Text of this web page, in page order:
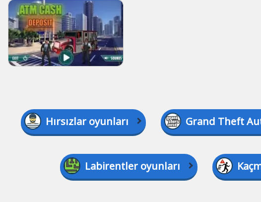
Hırsızlar oyunları Grand Theft
Labirentler oyunları